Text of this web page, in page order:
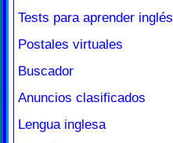
Tests para aprender inglés
Postales virtuales
Buscador
Anuncios clasificados
Lengua inglesa